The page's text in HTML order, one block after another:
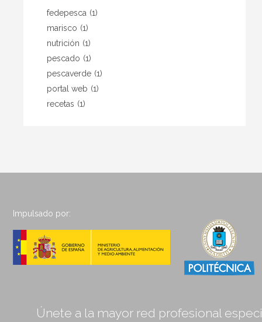
fedepesca (1)
marisco (1)
nutrición (1)
pescado (1)
pescaverde (1)
portal web (1)
recetas (1)
Impulsado por:
Únete a la mayor red profesional